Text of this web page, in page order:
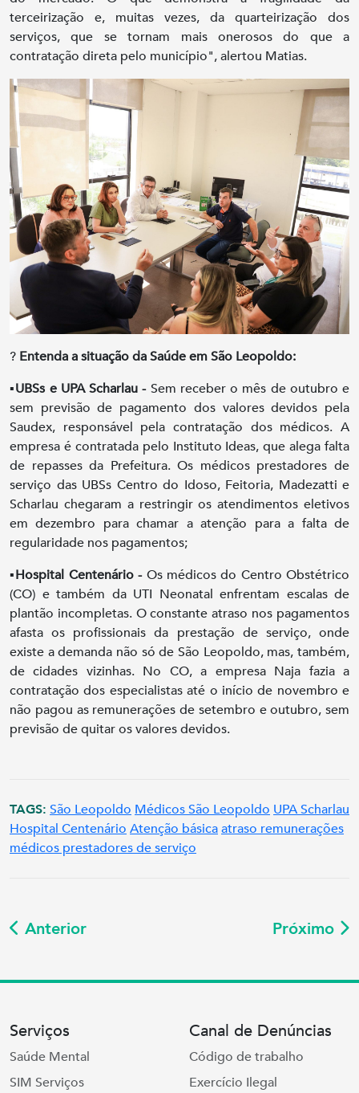
terceirização e, muitas vezes, da quarteirização dos
serviços, que se tornam mais onerosos do que a
contratação direta pelo município", alertou Matias.
? Entenda a situação da Saúde em São Leopoldo:
▪️UBSs e UPA Scharlau -Sem receber o mês de outubro e
sem previsão de pagamento dos valores devidos pela
Saudex, responsável pela contratação dos médicos. A
empresa é contratada pelo Instituto Ideas, que alega falta
de repasses da Prefeitura. Os médicos prestadores de
serviço das UBSs Centro do Idoso, Feitoria, Madezatti e
Scharlau chegaram a restringir os atendimentos eletivos
em dezembro para chamar a atenção para a falta de
regularidade nos pagamentos;
▪️Hospital Centenário -Os médicos do Centro Obstétrico
(CO) e também da UTI Neonatal enfrentam escalas de
plantão incompletas. O constante atraso nos pagamentos
afasta os profissionais da prestação de serviço, onde
existe a demanda não só de São Leopoldo, mas, também,
de cidades vizinhas. No CO, a empresa Naja fazia a
contratação dos especialistas até o início de novembro e
não pagou as remunerações de setembro e outubro, sem
previsão de quitar os valores devidos.
TAGS: São Leopoldo Médicos São Leopoldo UPA Scharlau
Hospital Centenário Atenção básicaatraso remunerações
médicos prestadores de serviço
Anterior Próximo
Serviços
Saúde Mental
SIM Serviços
Canal de Denúncias
Código de trabalho
Exercício Ilegal